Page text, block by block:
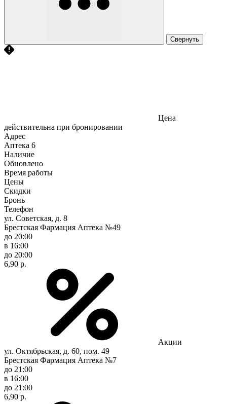
Свернуть
Цена
действительна при бронировании
Адрес
Аптека 6
Наличие
Обновлено
Время работы
Цены
Скидки
Бронь
Телефон
ул. Советская, д. 8
Брестская Фармация Аптека №49
до 20:00
в 16:00
до 20:00
6,90 р.
Акции
ул. Октябрьская, д. 60, пом. 49
Брестская Фармация Аптека №7
до 21:00
в 16:00
до 21:00
6,90 р.